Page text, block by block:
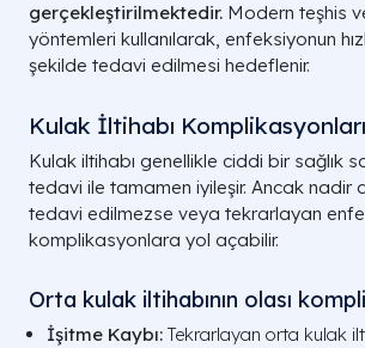
gerçekleştirilmektedir. Modern teşhis
yöntemleri kullanılarak, enfeksiyonun
şekilde tedavi edilmesi hedeflenir.
Kulak İltihabı Komplikasyonları
Kulak iltihabı genellikle ciddi bir sağlık
tedavi ile tamamen iyileşir. Ancak nadir
tedavi edilmezse veya tekrarlayan
komplikasyonlara yol açabilir.
Orta kulak iltihabının olası
İşitme Kaybı: Tekrarlayan orta kulak